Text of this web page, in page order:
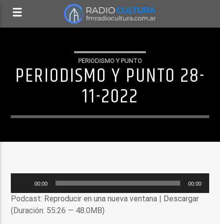
PERIODISMO Y PUNTO
PERIODISMO Y PUNTO 28-
11-2022
audio
00:00 00:00
Podcast: Reproducir en una nueva ventana | Descargar
(Duración: 55:26 — 48.0MB)